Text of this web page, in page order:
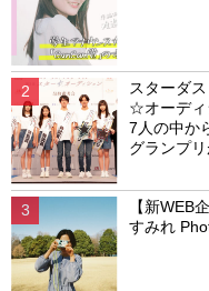
スターダ
☆オーディ
7人の中か
グランプリ
【新WEB
すみれ